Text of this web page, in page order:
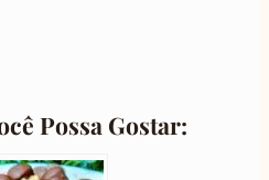
Possa Gostar: